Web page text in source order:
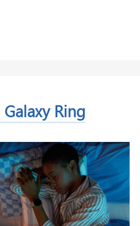
Galaxy Ring